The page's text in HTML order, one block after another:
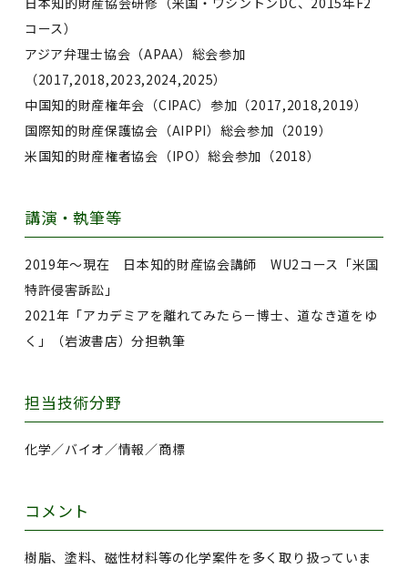
コース）
アジア弁理士協会（APAA）総会参加
（2017,2018,2023,2024,2025）
中国知的財産権年会（CIPAC）参加（2017,2018,2019）
国際知的財産保護協会（AIPPI）総会参加（2019）
米国知的財産権者協会（IPO）総会参加（2018）
講演・執筆等
2019年～現在 日本知的財産協会講師 WU2コース「米国
特許侵害訴訟」
2021年「アカデミアを離れてみたら－博士、道なき道をゆ
く」（岩波書店）分担執筆
担当技術分野
化学／バイオ／情報／商標
コメント
樹脂、塗料、磁性材料等の化学案件を多く取り扱っていま